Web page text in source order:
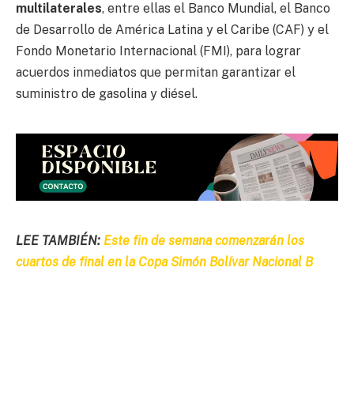
multilaterales, entre ellas el Banco Mundial, el Banco
de Desarrollo de América Latina y el Caribe (CAF) y el
Fondo Monetario Internacional (FMI), para lograr
acuerdos inmediatos que permitan garantizar el
suministro de gasolina y diésel.
LEE TAMBIÉN: Este fin de semana comenzarán los
cuartos de final en la Copa Simón Bolívar Nacional B